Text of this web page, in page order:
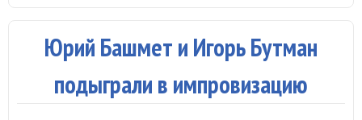
Юрий Башмет и Игорь Бутман
подыграли в импровизацию